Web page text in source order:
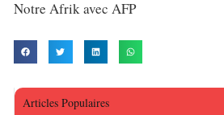
Notre Afrik avec AFP
Articles Populaires